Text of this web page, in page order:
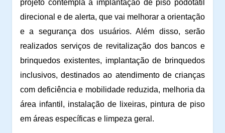
projeto contempla a implantação de piso podotátil
direcional e de alerta, que vai melhorar a orientação
e a segurança dos usuários. Além disso, serão
realizados serviços de revitalização dos bancos e
brinquedos existentes, implantação de brinquedos
inclusivos, destinados ao atendimento de crianças
com deficiência e mobilidade reduzida, melhoria da
área infantil, instalação de lixeiras, pintura de piso
em áreas específicas e limpeza geral.